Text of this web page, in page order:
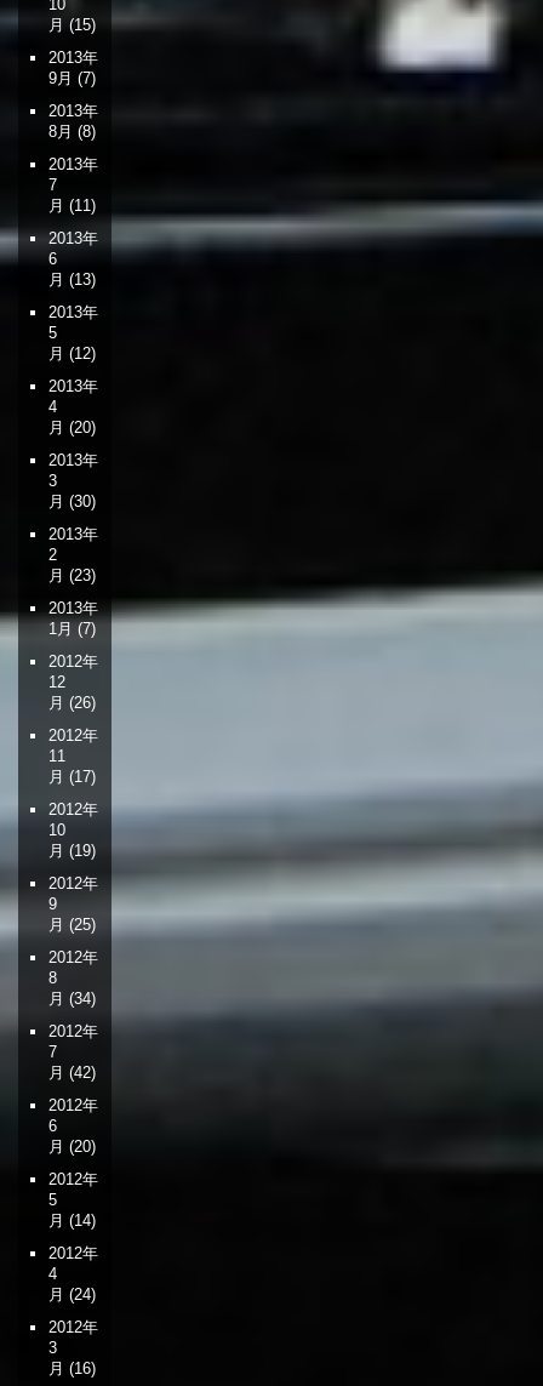
10
月 (15)
2013年
9月 (7)
2013年
8月 (8)
2013年
7
月 (11)
2013年
6
月 (13)
2013年
5
月 (12)
2013年
4
月 (20)
2013年
3
月 (30)
2013年
2
月 (23)
2013年
1月 (7)
2012年
12
月 (26)
2012年
11
月 (17)
2012年
10
月 (19)
2012年
9
月 (25)
2012年
8
月 (34)
2012年
7
月 (42)
2012年
6
月 (20)
2012年
5
月 (14)
2012年
4
月 (24)
2012年
3
月 (16)